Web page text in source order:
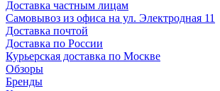
Доставка частным лицам
Самовывоз из офиса на ул. Электродная 11
Доставка почтой
Доставка по России
Курьерская доставка по Москве
Обзоры
Бренды